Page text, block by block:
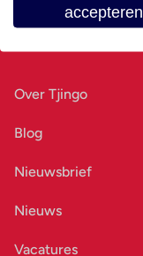
Over Tjingo
Blog
Nieuwsbrief
Nieuws
Vacatures
accepteren